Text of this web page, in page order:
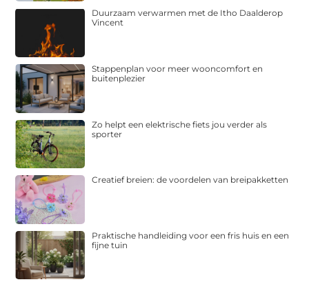
Duurzaam verwarmen met de Itho Daalderop
Vincent
Stappenplan voor meer wooncomfort en
buitenplezier
Zo helpt een elektrische fiets jou verder als
sporter
Creatief breien: de voordelen van breipakketten
Praktische handleiding voor een fris huis en een
fijne tuin